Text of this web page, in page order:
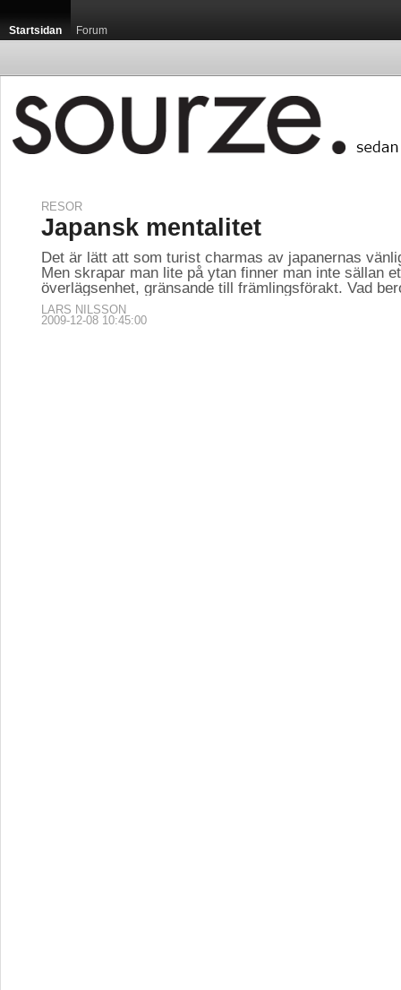
Startsidan Forum
RESOR
Japansk mentalitet
Det är lätt att som turist charmas av japanernas
Men skrapar man lite på ytan finner man inte sällan
överlägsenhet, gränsande till främlingsförakt. Vad
LARS NILSSON
2009-12-08 10:45:00